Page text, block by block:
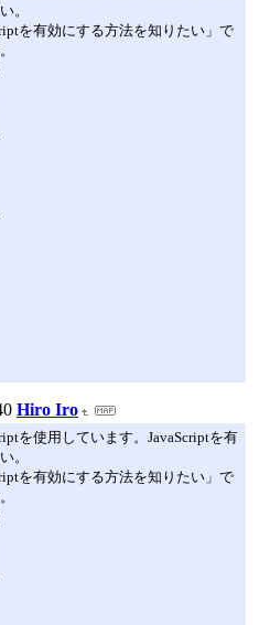
。
を有効にする方法を知りたい」で
Hiro Iro
を使用しています。JavaScriptを有
。
を有効にする方法を知りたい」で